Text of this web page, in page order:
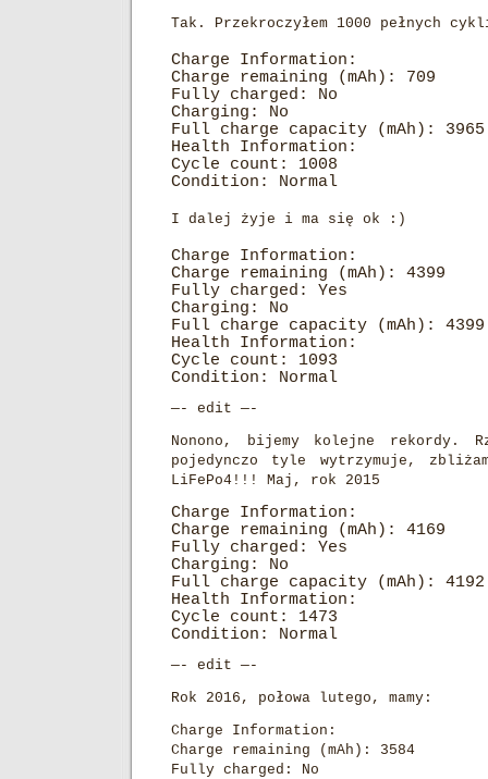
Tak. Przekroczyłem 1000 pełnych
Charge Information:
Charge remaining (mAh): 709
Fully charged: No
Charging: No
Full charge capacity (mAh): 3965
Health Information:
Cycle count: 1008
Condition: Normal
I dalej żyje i ma się ok :)
Charge Information:
Charge remaining (mAh): 4399
Fully charged: Yes
Charging: No
Full charge capacity (mAh): 4399
Health Information:
Cycle count: 1093
Condition: Normal
—- edit —-
Nonono, bijemy kolejne rekordy.
pojedynczo tyle wytrzymuje,
LiFePo4!!! Maj, rok 2015
Charge Information:
Charge remaining (mAh): 4169
Fully charged: Yes
Charging: No
Full charge capacity (mAh): 4192
Health Information:
Cycle count: 1473
Condition: Normal
—- edit —-
Rok 2016, połowa lutego, mamy:
Charge Information:
Charge remaining (mAh): 3584
Fully charged: No